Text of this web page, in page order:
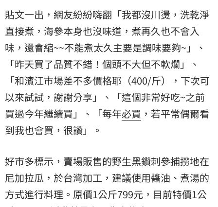
貼文一出，網友紛紛嗨翻「我都沒川燙，洗乾淨
直接煮，海參本身也沒味道，煮再久也不會入
味，還會縮~~不能煮太久主要是調味要夠~」、
「昨天買了品質不錯！個頭不大但不軟爛」、
「和濱江市場差不多價格耶（400/斤），下次可
以來試試，謝謝分享」、「這個非常好吃~之前
買過今年繼續買」、「每年必買 ，若平常偶爾看
到我也會買，很讚」。
好市多標示，賣場販售的野生黑鑽刺參捕撈地在
尼加拉瓜，於台灣加工，建議使用醬油、煮湯的
方式進行料理。原價1公斤799元，目前特價1公